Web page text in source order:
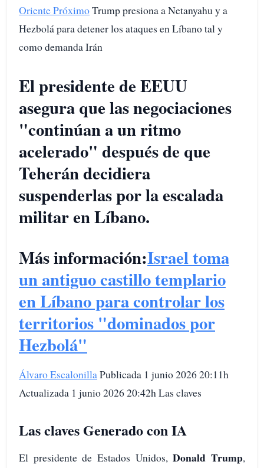
Oriente PróximoTrump presiona a Netanyahu y a
Hezbolá para detener los ataques en Líbano tal y
como demanda Irán
El presidente de EEUU
asegura que las negociaciones
"continúan a un ritmo
acelerado" después de que
Teherán decidiera
suspenderlas por la escalada
militar en Líbano.
Más información:Israel toma
un antiguo castillo templario
en Líbano para controlar los
territorios "dominados por
Hezbolá"
Álvaro EscalonillaPublicada 1 junio 2026 20:11h
Actualizada 1 junio 2026 20:42h Las claves
Las claves Generado con IA
El presidente de Estados Unidos,Donald Trump,